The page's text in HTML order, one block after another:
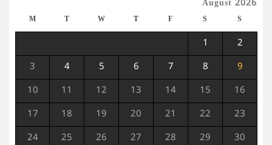
August 2026
M T W T F S S
1 2
3 4 5 6 7 8 9
10 11 12 13 14 15 16
17 18 19 20 21 22 23
24 25 26 27 28 29 30